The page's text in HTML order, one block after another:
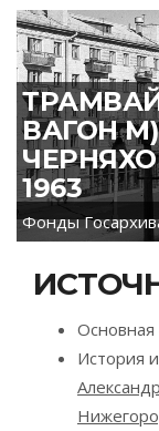
ВАГОН
1963
Фонды
Основная
История